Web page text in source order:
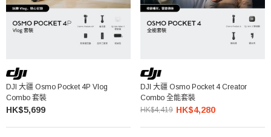
DJI 大疆 Osmo Pocket 4P Vlog
Combo 套裝
HK$5,699
DJI 大疆 Osmo Pocket 4 Creator
Combo 全能套裝
HK$4,419 HK$4,280